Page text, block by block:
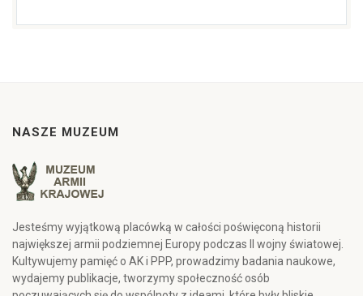
NASZE MUZEUM
Jesteśmy wyjątkową placówką w całości poświęconą historii
największej armii podziemnej Europy podczas II wojny światowej.
Kultywujemy pamięć o AK i PPP, prowadzimy badania naukowe,
wydajemy publikacje, tworzymy społeczność osób